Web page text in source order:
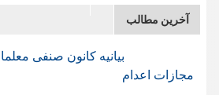
آخرین مطالب
بیانیه کانون صنفی
مجازات اعدام